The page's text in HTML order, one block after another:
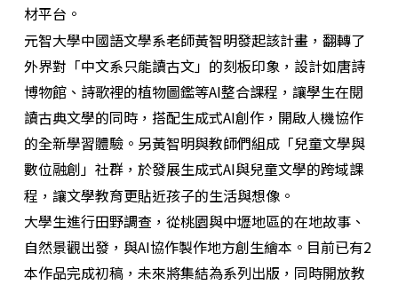
材平台。
元智大學中國語文學系老師黃智明發起該計畫，翻轉了
外界對「中文系只能讀古文」的刻板印象，設計如唐詩
博物館、詩歌裡的植物圖鑑等AI整合課程，讓學生在閱
讀古典文學的同時，搭配生成式AI創作，開啟人機協作
的全新學習體驗。另黃智明與教師們組成「兒童文學與
數位融創」社群，於發展生成式AI與兒童文學的跨域課
程，讓文學教育更貼近孩子的生活與想像。
大學生進行田野調查，從桃園與中壢地區的在地故事、
自然景觀出發，與AI協作製作地方創生繪本。目前已有2
本作品完成初稿，未來將集結為系列出版，同時開放教